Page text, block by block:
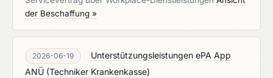
der Beschaffung »
2026-06-19
Unterstützungsleistungen ePA App
ANÜ (Techniker Krankenkasse)